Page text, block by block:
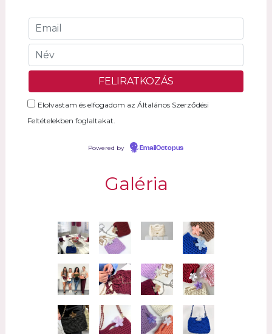
Elolvastam és elfogadom az Általános Szerződési
Feltételekben foglaltakat.
Powered by EmailOctopus
Galéria